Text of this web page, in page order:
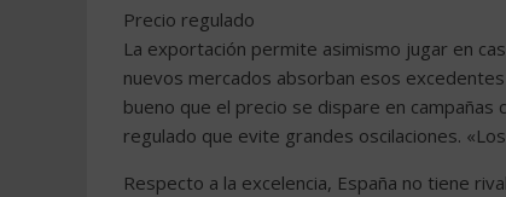
Precio regulado
La exportación permite asimismo jugar en
nuevos mercados absorban esos
bueno que el precio se dispare en
regulado que evite grandes oscilaciones.
Respecto a la excelencia, España no tiene